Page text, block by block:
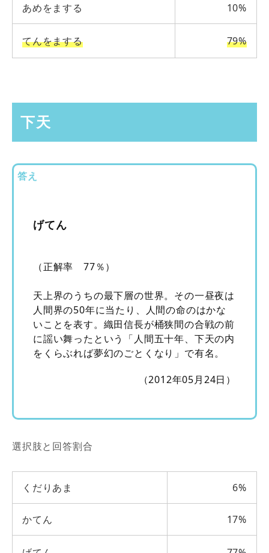
あめをまする 10%
てんをまする 79%
下天
答え
げてん
（正解率 77％）
天上界のうちの最下層の世界。その一昼夜は
人間界の50年に当たり、人間の命のはかな
いことを表す。織田信長が桶狭間の合戦の前
に謡い舞ったという「人間五十年、下天の内
をくらぶれば夢幻のごとくなり」で有名。
（2012年05月24日）
選択肢と回答割合
くだりあま 6%
かてん 17%